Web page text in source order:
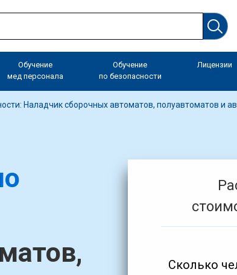
Обучение
мед персонала
Обучение
по безопасности
Лицензии
Наладчик сборочных автоматов, полуавтоматов и
Сколько